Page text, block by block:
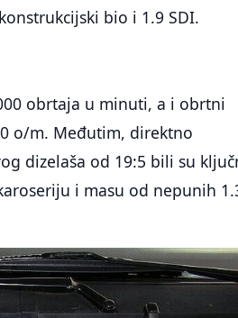
bio i 1.9 SDI.
obrtaja u minuti, a i obrtni
o/m. Međutim, direktno
dizelaša od 19:5 bili su
i masu od nepunih